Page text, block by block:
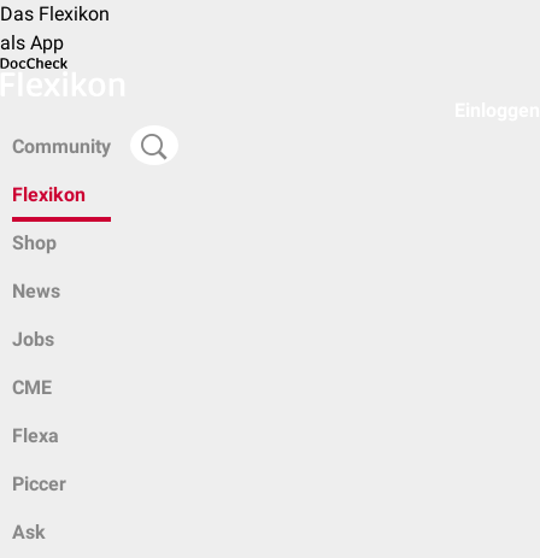
Das Flexikon
als App
Community
Flexikon
Shop
News
Jobs
CME
Flexa
Piccer
Ask